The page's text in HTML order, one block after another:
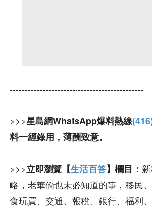
---------------------------------------------
>>>星島網WhatsApp爆料熱線
料一經錄用，薄酬致意。
>>>立即瀏覽【生活百答】欄目：
略，老華僑也未必知道的事，移民、
食玩買、交通、報稅、銀行、福利、